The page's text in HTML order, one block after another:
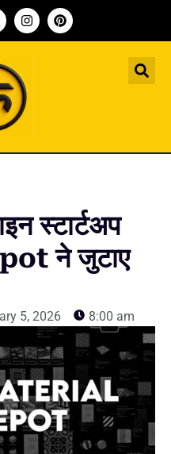
स्टार्टअप
ने जुटाए
5, 2026 8:00 am